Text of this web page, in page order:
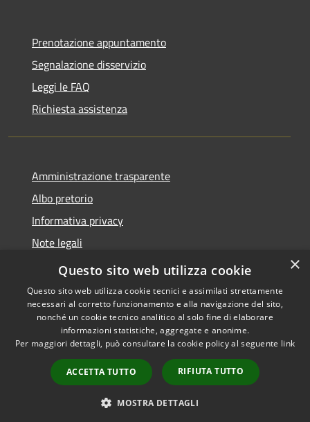
Prenotazione appuntamento
Segnalazione disservizio
Leggi le FAQ
Richiesta assistenza
Amministrazione trasparente
Albo pretorio
Informativa privacy
Note legali
Dichiarazione di accessibilità
Accessibilità
Copyright © 2026 • Comune di
Soncino • Powered by
Municipium•
Accesso
redazione
×
Questo sito web utilizza cookie
Questo sito web utilizza cookie tecnici e assimilati strettamente
necessari al corretto funzionamento e alla navigazione del sito,
nonché un cookie tecnico analitico al solo fine di elaborare
informazioni statistiche, aggregate e anonime.
Per maggiori dettagli, può consultare la cookie policy al seguente link
ACCETTA TUTTO RIFIUTA TUTTO
MOSTRA DETTAGLI